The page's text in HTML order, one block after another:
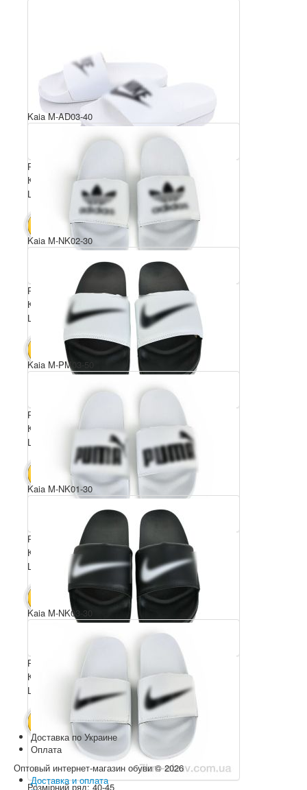
Розмірний ряд: 36-40
Комплектація ящика: 10
Ціна за пару: 5 $
В КОШИК 50 $
Kaia M-AD03-40
Розмірний ряд: 40-45
Комплектація ящика: 6
Ціна за пару: 7.5 $
В КОШИК 45 $
Kaia M-NK02-30
Розмірний ряд: 40-45
Комплектація ящика: 6
Ціна за пару: 8.5 $
В КОШИК 51 $
Kaia M-PM03-50
Розмірний ряд: 40-45
Комплектація ящика: 6
Ціна за пару: 7.5 $
В КОШИК
Kaia M-NK01-30
Розмірний ряд: 40-45
Комплектація ящика: 6
Ціна за пару: 8.5 $
В КОШИК 51 $
Kaia M-NK03-30
Розмірний ряд: 40-45
Доставка по Украине
Оплата
Оптовый интернет-магазин обуви © 2026
Доставка и оплата